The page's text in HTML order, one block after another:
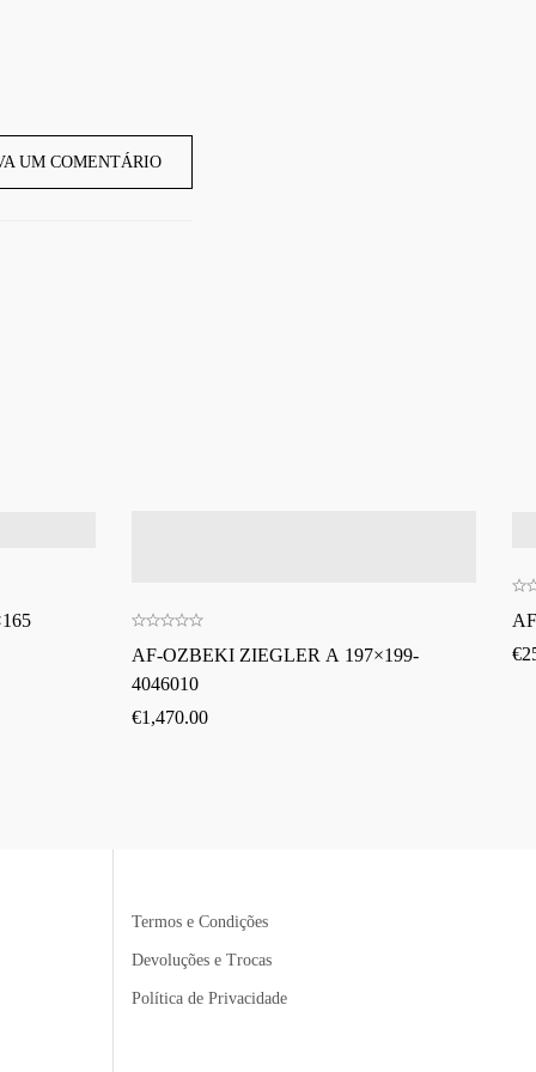
UM COMENTÁRIO
AF-OZBEKI ZIEGLER A 197×199-
4046010
€1,470.00
€
Termos e Condições
Devoluções e Trocas
Política de Privacidade